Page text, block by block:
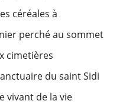
céréales à
perché au sommet
cimetières
du saint Sidi
vivant de la vie